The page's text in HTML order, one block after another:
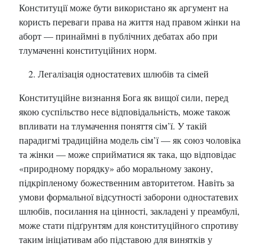
Конституції може бути використано як аргумент на
користь переваги права на життя над правом жінки на
аборт — принаймні в публічних дебатах або при
тлумаченні конституційних норм.
Легалізація одностатевих шлюбів та сімей
Конституційне визнання Бога як вищої сили, перед
якою суспільство несе відповідальність, може також
впливати на тлумачення поняття сім’ї. У такій
парадигмі традиційна модель сім’ї — як союз чоловіка
та жінки — може сприйматися як така, що відповідає
«природному порядку» або моральному закону,
підкріпленому божественним авторитетом. Навіть за
умови формальної відсутності заборони одностатевих
шлюбів, посилання на цінності, закладені у преамбулі,
може стати підґрунтям для конституційного спротиву
таким ініціативам або підставою для винятків у